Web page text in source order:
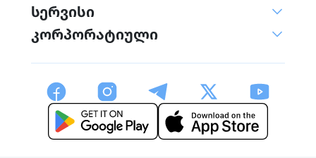
სერვისი
კორპორატიული